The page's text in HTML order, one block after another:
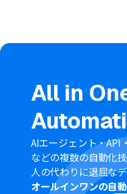
All in
AIエージェント・API
などの複数の自動化
人の代わりに退屈な
オールインワンの自